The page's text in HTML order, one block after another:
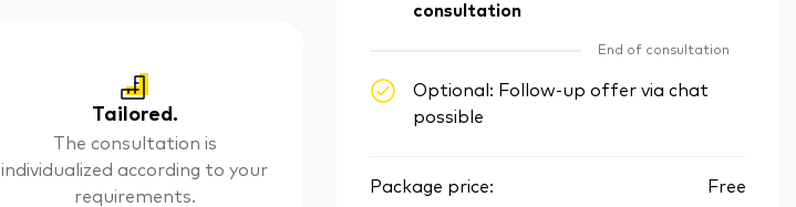
Tailored.
The consultation is
individualized according to your
requirements.
consultation
End of consultation
Optional: Follow-up offer via chat
possible
Package price: Free